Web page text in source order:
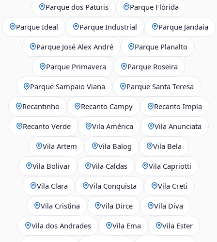
Parque dos Paturis Parque Flórida
Parque Ideal Parque Industrial Parque Jandaia
Parque José Alex André Parque Planalto
Parque Primavera Parque Roseira
Parque Sampaio Viana Parque Santa Teresa
Recantinho Recanto Campy Recanto Impla
Recanto Verde Vila América Vila Anunciata
Vila Artem Vila Balog Vila Bela
Vila Bolivar Vila Caldas Vila Capriotti
Vila Clara Vila Conquista Vila Creti
Vila Cristina Vila Dirce Vila Diva
Vila dos Andrades Vila Ema Vila Ester